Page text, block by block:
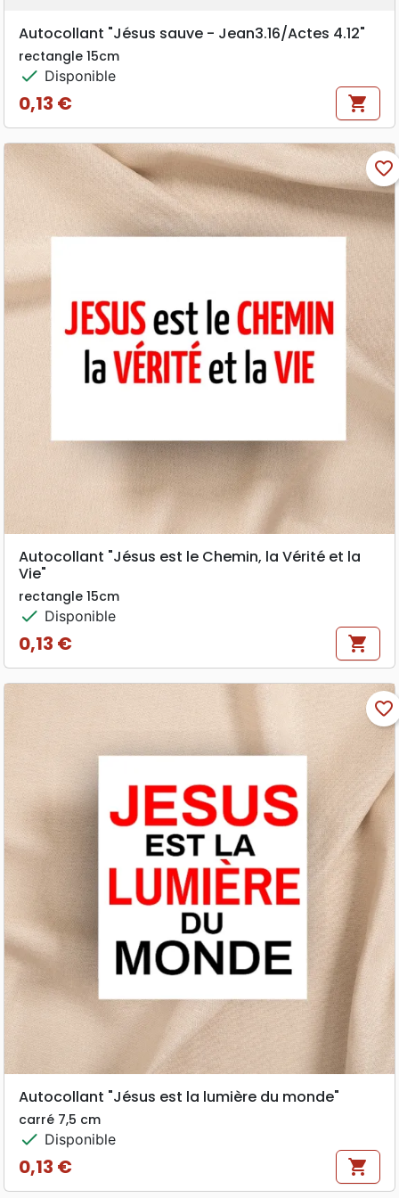
Autocollant "Jésus sauve - Jean3.16/Actes 4.12"
rectangle 15cm
check Disponible
Prix
0,13 € shopping_cart
favorite_border
Autocollant "Jésus est le Chemin, la Vérité et la
Vie"
rectangle 15cm
check Disponible
Prix
0,13 € shopping_cart
favorite_border
Autocollant "Jésus est la lumière du monde"
carré 7,5 cm
check Disponible
Prix
0,13 € shopping_cart